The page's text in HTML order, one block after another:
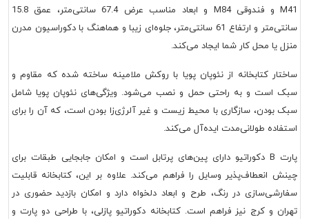
M41 و فندوقی M84 و ابعاد مناسب عرض 67.4 سانتی‌متر، عمق 15.8
سانتی‌متر و ارتفاع 61 سانتی‌متر، جلوه‌ای زیبا و هماهنگ با دکوراسیون مدرن
منزل یا محل کار شما ایجاد می‌کند.
ساختار کتابخانه از نئوپان پویا با روکش ملامینه ساخته شده که مقاوم و
سبک است و به راحتی حمل و نصب می‌شود. ویژگی‌های نئوپان پویا شامل
سبک بودن، سازگاری با محیط زیست و غیر آلرژی‌زا بودن است، که آن را برای
استفاده طولانی‌مدت ایده‌آل می‌کند.
پارت B دکوراتیو دارای پین‌های پرتابل است و امکان جابجایی طبقات برای
چینش انعطاف‌پذیر وسایل را فراهم می‌کند. علاوه بر این، کتابخانه قابلیت
سفارشی‌سازی در رنگ، طرح و ابعاد دلخواه دارد و امکان بازدید حضوری در
تهران و کرج نیز فراهم است. کتابخانه دکوراتیو پازلی، با طراحی دو پارت و